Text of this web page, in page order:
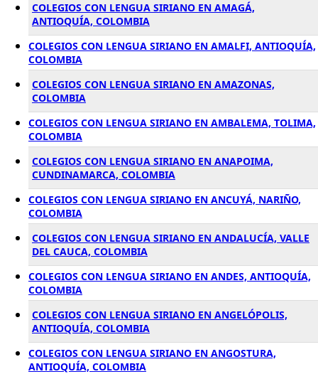
COLEGIOS CON LENGUA SIRIANO EN AMAGÁ,
ANTIOQUÍA, COLOMBIA
COLEGIOS CON LENGUA SIRIANO EN AMALFI, ANTIOQUÍA,
COLOMBIA
COLEGIOS CON LENGUA SIRIANO EN AMAZONAS,
COLOMBIA
COLEGIOS CON LENGUA SIRIANO EN AMBALEMA, TOLIMA,
COLOMBIA
COLEGIOS CON LENGUA SIRIANO EN ANAPOIMA,
CUNDINAMARCA, COLOMBIA
COLEGIOS CON LENGUA SIRIANO EN ANCUYÁ, NARIÑO,
COLOMBIA
COLEGIOS CON LENGUA SIRIANO EN ANDALUCÍA, VALLE
DEL CAUCA, COLOMBIA
COLEGIOS CON LENGUA SIRIANO EN ANDES, ANTIOQUÍA,
COLOMBIA
COLEGIOS CON LENGUA SIRIANO EN ANGELÓPOLIS,
ANTIOQUÍA, COLOMBIA
COLEGIOS CON LENGUA SIRIANO EN ANGOSTURA,
ANTIOQUÍA, COLOMBIA